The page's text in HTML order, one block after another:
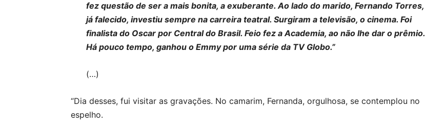
fez questão de ser a mais bonita, a exuberante. Ao lado do marido, Fernando Torres,
já falecido, investiu sempre na carreira teatral. Surgiram a televisão, o cinema. Foi
finalista do Oscar por Central do Brasil. Feio fez a Academia, ao não lhe dar o prêmio.
Há pouco tempo, ganhou o Emmy por uma série da TV Globo.”
(…)
“Dia desses, fui visitar as gravações. No camarim, Fernanda, orgulhosa, se contemplou no
espelho.